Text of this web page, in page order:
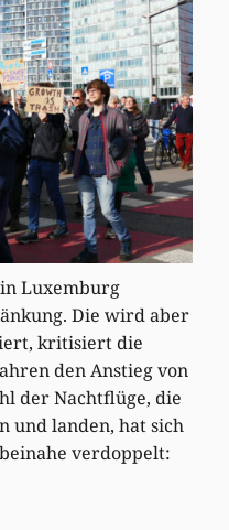
Luxemburg
Die wird aber
kritisiert die
den Anstieg von
der Nachtflüge, die
und landen, hat sich
verdoppelt: